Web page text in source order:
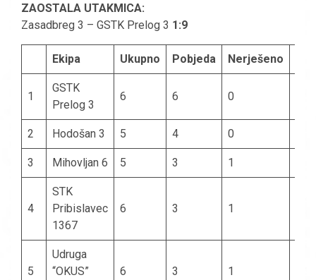
ZAOSTALA UTAKMICA:
Zasadbreg 3 – GSTK Prelog 3 1:9
Ekipa Ukupno Pobjeda Nerješeno
1
GSTK
Prelog 3
6 6 0
2 Hodošan 3 5 4 0
3 Mihovljan 6 5 3 1
4
STK
Pribislavec
1367
6 3 1
5
Udruga
“OKUS”
6 3 1